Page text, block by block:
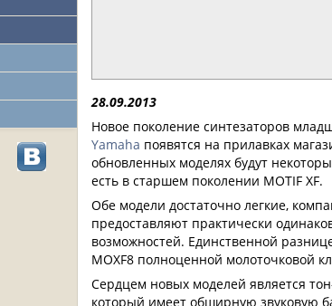
28.09.2013
Новое поколение синтезаторов
Yamaha появятся на прилавках
обновленных моделях будут
есть в старшем поколении MOTIF XF.
Обе модели достаточно легкие,
предоставляют практически
возможностей. Единственной
MOXF8 полноценной молоточковой
Сердцем новых моделей является
который имеет обширную звуковую